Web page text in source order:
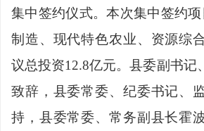
集中签约仪式。本次集中签约
制造、现代特色农业、资源综
议总投资12.8亿元。县委副书记
致辞，县委常委、纪委书记、
持，县委常委、常务副县长霍